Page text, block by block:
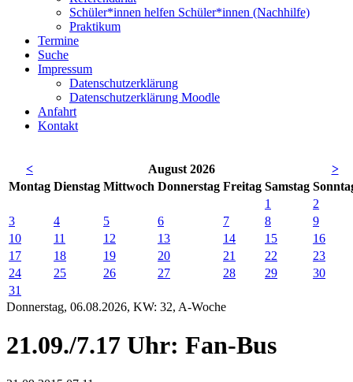
Schüler*innen helfen Schüler*innen (Nachhilfe)
Praktikum
Termine
Suche
Impressum
Datenschutzerklärung
Datenschutzerklärung Moodle
Anfahrt
Kontakt
< August 2026
>
Montag Dienstag Mittwoch Donnerstag Freitag Samstag So
1
2
3
4 5 6 7 8
9
10
11 12 13 14 15
16
17
18 19 20 21 22
23
24
25 26 27 28 29
30
31
Donnerstag, 06.08.2026, KW: 32, A-Woche
21.09./7.17 Uhr: Fan-Bus